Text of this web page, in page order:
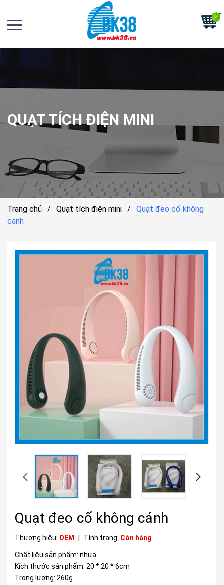
QUẠT TÍCH ĐIỆN MINI
Trang chủ / Quạt tích điện mini /
Quạt đeo cổ không
cánh
Quạt đeo cổ không cánh
Thương hiệu: OEM Tình trạng: Còn hàng
Chất liệu sản phẩm: nhựa
Kích thước sản phẩm: 20 * 20 * 6cm
Trọng lượng: 260g